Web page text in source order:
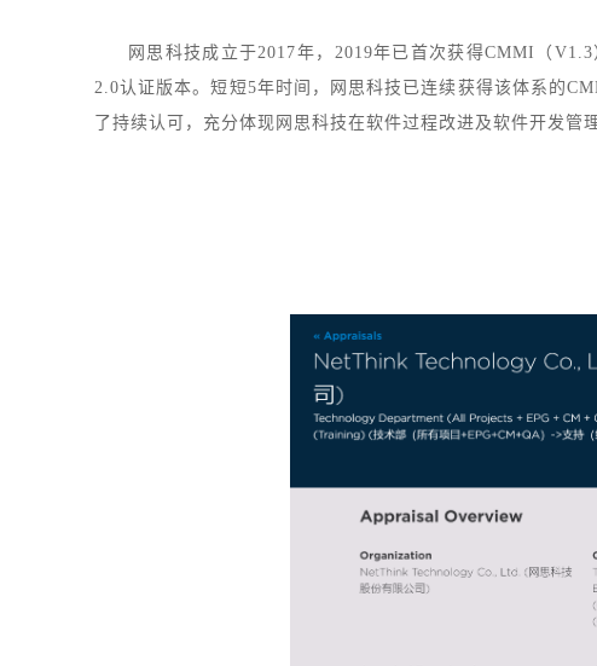
网思科技成立于2017年，2019年已首次获得CMMI（V1.3
2.0认证版本。短短5年时间，网思科技已连续获得该体系的
了持续认可， 充分体现网思科技在软件过程改进及软件开发管